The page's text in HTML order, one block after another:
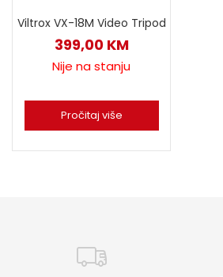
Viltrox VX-18M Video Tripod
399,00 KM
Nije na stanju
Pročitaj više